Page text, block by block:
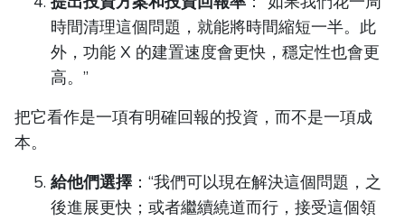
時間清理這個問題，就能將時間縮短一半。此
外，功能 X 的建置速度會更快，穩定性也會更
高。”
把它看作是一項有明確回報的投資，而不是一項成
本。
給他們選擇 ：“我們可以現在解決這個問題，之
後進展更快；或者繼續繞道而行，接受這個領